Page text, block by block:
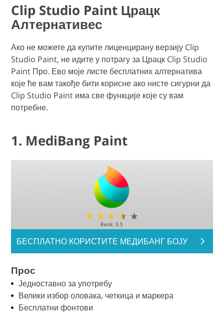
Clip Studio Paint Црацк
Алтернативес
Ако не можете да купите лиценцирану верзију Clip
Studio Paint, не идите у потрагу за Црацк Clip Studio
Paint Про. Ево моје листе бесплатних алтернатива
које ће вам такође бити корисне ако нисте сигурни да
Clip Studio Paint има све функције које су вам
потребне.
1. MediBang Paint
БЕСПЛАТНО КОРИСТИТЕ МЕДИБАНГ БОЈУ
Прос
Једноставно за употребу
Велики избор оловака, четкица и маркера
Бесплатни фонтови